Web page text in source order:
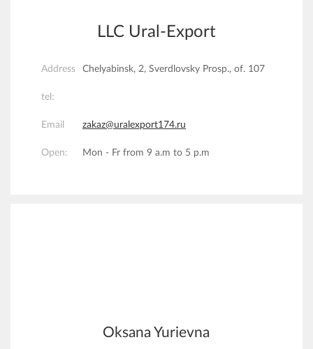
LLC Ural-Export
Address Chelyabinsk, 2, Sverdlovsky Prosp., of. 107
tel:
Email zakaz@uralexport174.ru
Open: Mon - Fr from 9 a.m to 5 p.m
Oksana Yurievna